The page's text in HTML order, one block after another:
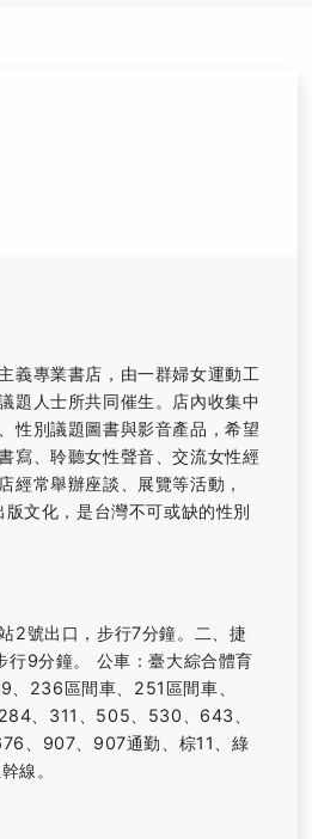
義專業書店，由一群婦女運動工
題人士所共同催生。店內收集中
性別議題圖書與影音產品，希望
寫、聆聽女性聲音、交流女性經
經常舉辦座談、展覽等活動，
文化，是台灣不可或缺的性別
2號出口，步行7分鐘。二、捷
行9分鐘。 公車：臺大綜合體育
236區間車、251區間車、
、311、505、530、643、
、907、907通勤、棕11、綠
線。